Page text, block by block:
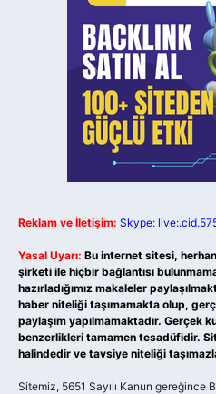
Reklam ve İletişim: Skype:
Yasal Uyarı: Bu internet sitesi,
şirketi ile hiçbir bağlantısı
hazırladığımız makaleler
haber niteliği taşımamakta olup,
paylaşım yapılmamaktadır. Gerçek
benzerlikleri tamamen tesadüfidir.
halindedir ve tavsiye niteliği
Sitemiz, 5651 Sayılı Kanun gereğince